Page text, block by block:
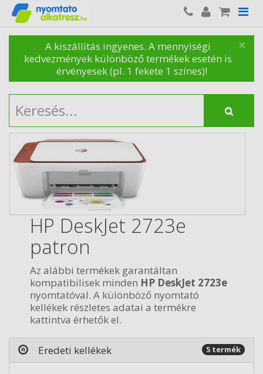
×
A kiszállítás ingyenes. A mennyiségi
kedvezmények különböző termékek esetén is
érvényesek (pl. 1 fekete 1 színes)!
HP DeskJet 2723e
patron
Az alábbi termékek garantáltan
kompatibilisek minden HP DeskJet 2723e
nyomtatóval. A különböző nyomtató
kellékek részletes adatai a termékre
kattintva érhetők el.
Eredeti kellékek 5 termék